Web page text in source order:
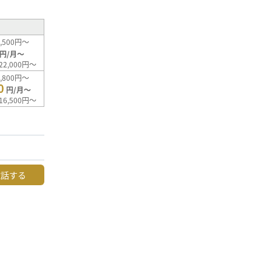
円～
円/月～
円～
円～
円/月～
円～
する